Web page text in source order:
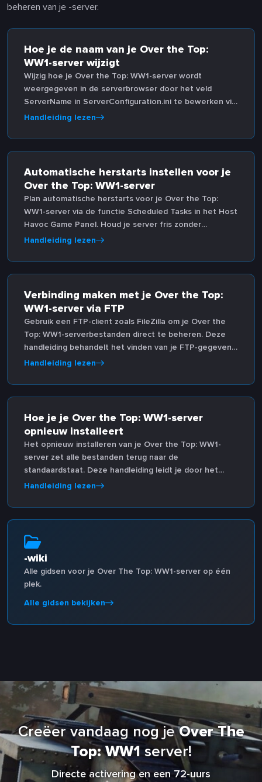
beheren van je -server.
Hoe je de naam van je Over the Top:
WW1-server wijzigt
Wijzig hoe je Over the Top: WW1-server wordt
weergegeven in de serverbrowser door het veld
ServerName in ServerConfiguration.ini te bewerken via
de configuratie-editor van het Game Panel.
Handleiding lezen
Automatische herstarts instellen voor je
Over the Top: WW1-server
Plan automatische herstarts voor je Over the Top:
WW1-server via de functie Scheduled Tasks in het Host
Havoc Game Panel. Houd je server fris zonder
handmatige ingrepen.
Handleiding lezen
Verbinding maken met je Over the Top:
WW1-server via FTP
Gebruik een FTP-client zoals FileZilla om je Over the
Top: WW1-serverbestanden direct te beheren. Deze
handleiding behandelt het vinden van je FTP-gegevens
en verbinding maken via het Game Panel.
Handleiding lezen
Hoe je je Over the Top: WW1-server
opnieuw installeert
Het opnieuw installeren van je Over the Top: WW1-
server zet alle bestanden terug naar de
standaardstaat. Deze handleiding leidt je door het
proces via het Host Havoc Game Panel.
Handleiding lezen
-wiki
Alle gidsen voor je Over The Top: WW1-server op één
plek.
Alle gidsen bekijken
Creëer vandaag nog jeOver The
Top: WW1server!
Directe activering en een 72-uurs